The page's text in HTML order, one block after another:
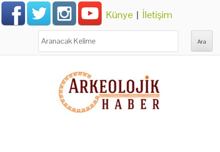
Künye | İletişim